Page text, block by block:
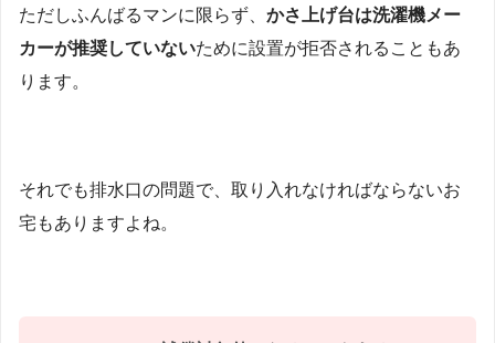
ただしふんばるマンに限らず、 かさ上げ台は洗濯機メー
カーが推奨していないために設置が拒否されることもあ
ります。
それでも排水口の問題で、取り入れなければならないお
宅もありますよね。